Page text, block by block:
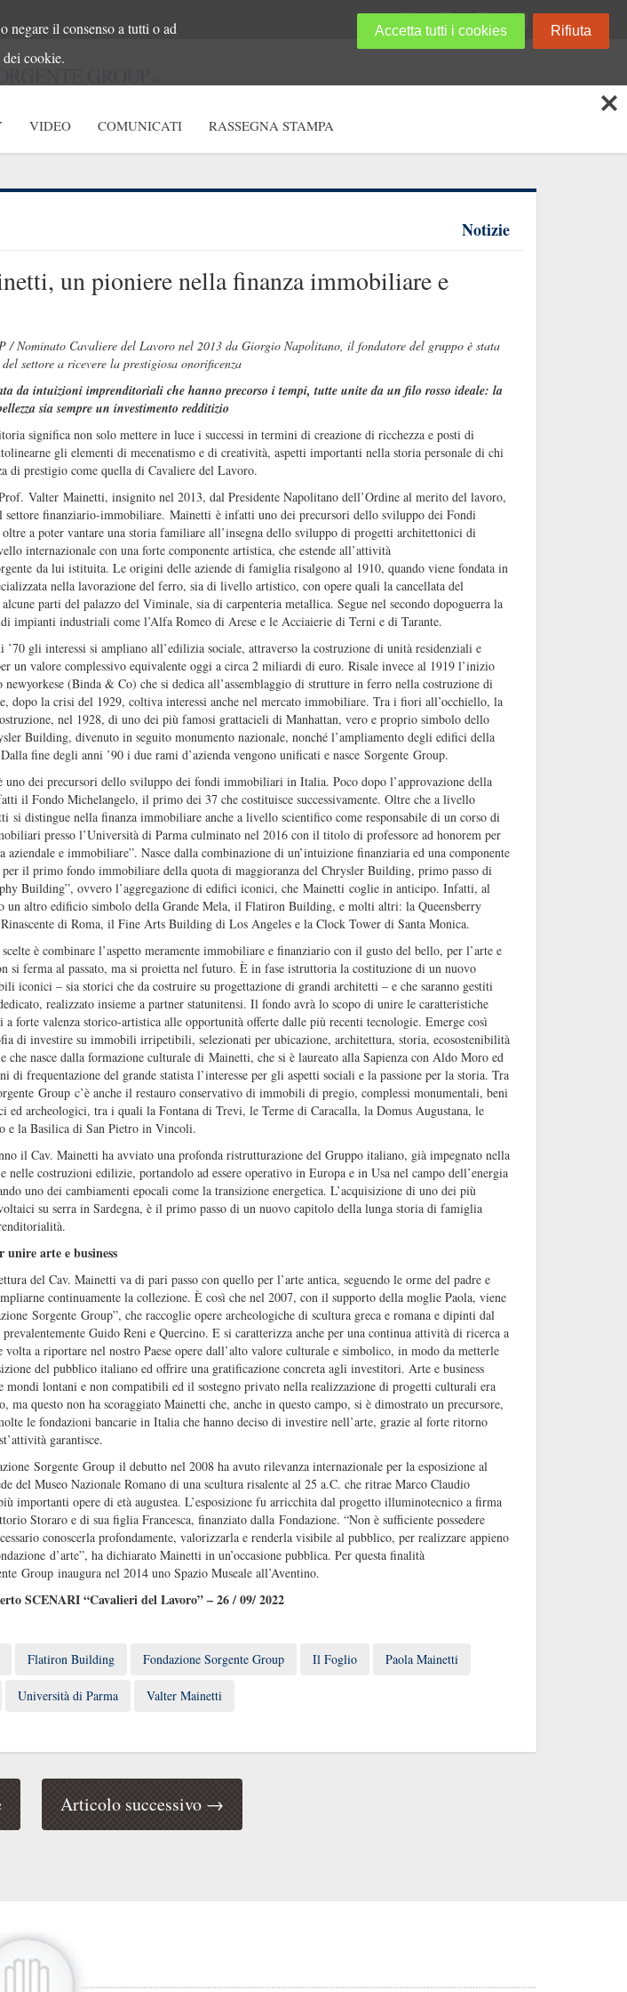
VIDEO COMUNICATI RASSEGNA STAMPA
Notizie
un pioniere nella finanza immobiliare e
/ Nominato Cavaliere del Lavoro nel 2013 da Giorgio Napolitano, il fondatore del gruppo è stata
settore a ricevere la prestigiosa onorificenza
da intuizioni imprenditoriali che hanno precorso i tempi, tutte unite da un filo rosso ideale: la
sia sempre un investimento redditizio
significa non solo mettere in luce i successi in termini di creazione di ricchezza e posti di
gli elementi di mecenatismo e di creatività, aspetti importanti nella storia personale di chi
di prestigio come quella di Cavaliere del Lavoro.
Valter Mainetti, insignito nel 2013, dal Presidente Napolitano dell’Ordine al merito del lavoro,
settore finanziario-immobiliare. Mainetti è infatti uno dei precursori dello sviluppo dei Fondi
a poter vantare una storia familiare all’insegna dello sviluppo di progetti architettonici di
internazionale con una forte componente artistica, che estende all’attività
da lui istituita. Le origini delle aziende di famiglia risalgono al 1910, quando viene fondata in
nella lavorazione del ferro, sia di livello artistico, con opere quali la cancellata del
parti del palazzo del Viminale, sia di carpenteria metallica. Segue nel secondo dopoguerra la
impianti industriali come l’Alfa Romeo di Arese e le Acciaierie di Terni e di Tarante.
’70 gli interessi si ampliano all’edilizia sociale, attraverso la costruzione di unità residenziali e
un valore complessivo equivalente oggi a circa 2 miliardi di euro. Risale invece al 1919 l’inizio
(Binda & Co) che si dedica all’assemblaggio di strutture in ferro nella costruzione di
dopo la crisi del 1929, coltiva interessi anche nel mercato immobiliare. Tra i fiori all’occhiello, la
nel 1928, di uno dei più famosi grattacieli di Manhattan, vero e proprio simbolo dello
Building, divenuto in seguito monumento nazionale, nonché l’ampliamento degli edifici della
fine degli anni ’90 i due rami d’azienda vengono unificati e nasce Sorgente Group.
dei precursori dello sviluppo dei fondi immobiliari in Italia. Poco dopo l’approvazione della
il Fondo Michelangelo, il primo dei 37 che costituisce successivamente. Oltre che a livello
si distingue nella finanza immobiliare anche a livello scientifico come responsabile di un corso di
presso l’Università di Parma culminato nel 2016 con il titolo di professore ad honorem per
aziendale e immobiliare”. Nasce dalla combinazione di un’intuizione finanziaria ed una componente
per il primo fondo immobiliare della quota di maggioranza del Chrysler Building, primo passo di
Building”, ovvero l’aggregazione di edifici iconici, che Mainetti coglie in anticipo. Infatti, al
un altro edificio simbolo della Grande Mela, il Flatiron Building, e molti altri: la Queensberry
di Roma, il Fine Arts Building di Los Angeles e la Clock Tower di Santa Monica.
è combinare l’aspetto meramente immobiliare e finanziario con il gusto del bello, per l’arte e
si ferma al passato, ma si proietta nel futuro. È in fase istruttoria la costituzione di un nuovo
iconici – sia storici che da costruire su progettazione di grandi architetti – e che saranno gestiti
realizzato insieme a partner statunitensi. Il fondo avrà lo scopo di unire le caratteristiche
forte valenza storico-artistica alle opportunità offerte dalle più recenti tecnologie. Emerge così
di investire su immobili irripetibili, selezionati per ubicazione, architettura, storia, ecosostenibilità
che nasce dalla formazione culturale di Mainetti, che si è laureato alla Sapienza con Aldo Moro ed
di frequentazione del grande statista l’interesse per gli aspetti sociali e la passione per la storia. Tra
Group c’è anche il restauro conservativo di immobili di pregio, complessi monumentali, beni
ed archeologici, tra i quali la Fontana di Trevi, le Terme di Caracalla, la Domus Augustana, le
e la Basilica di San Pietro in Vincoli.
il Cav. Mainetti ha avviato una profonda ristrutturazione del Gruppo italiano, già impegnato nella
nelle costruzioni edilizie, portandolo ad essere operativo in Europa e in Usa nel campo dell’energia
uno dei cambiamenti epocali come la transizione energetica. L’acquisizione di uno dei più
su serra in Sardegna, è il primo passo di un nuovo capitolo della lunga storia di famiglia
arte e business
del Cav. Mainetti va di pari passo con quello per l’arte antica, seguendo le orme del padre e
continuamente la collezione. È così che nel 2007, con il supporto della moglie Paola, viene
Sorgente Group”, che raccoglie opere archeologiche di scultura greca e romana e dipinti dal
Guido Reni e Quercino. E si caratterizza anche per una continua attività di ricerca a
a riportare nel nostro Paese opere dall’alto valore culturale e simbolico, in modo da metterle
del pubblico italiano ed offrire una gratificazione concreta agli investitori. Arte e business
mondi lontani e non compatibili ed il sostegno privato nella realizzazione di progetti culturali era
ma questo non ha scoraggiato Mainetti che, anche in questo campo, si è dimostrato un precursore,
le fondazioni bancarie in Italia che hanno deciso di investire nell’arte, grazie al forte ritorno
garantisce.
Sorgente Group il debutto nel 2008 ha avuto rilevanza internazionale per la esposizione al
del Museo Nazionale Romano di una scultura risalente al 25 a.C. che ritrae Marco Claudio
importanti opere di età augustea. L’esposizione fu arricchita dal progetto illuminotecnico a firma
Storaro e di sua figlia Francesca, finanziato dalla Fondazione. “Non è sufficiente possedere
conoscerla profondamente, valorizzarla e renderla visibile al pubblico, per realizzare appieno
d’arte”, ha dichiarato Mainetti in un’occasione pubblica. Per questa finalità
Group inaugura nel 2014 uno Spazio Museale all’Aventino.
SCENARI “Cavalieri del Lavoro” – 26 / 09/ 2022
Flatiron Building Fondazione Sorgente Group Il Foglio Paola Mainetti
Università di Parma Valter Mainetti
Articolo successivo →
negare il consenso a tutti o ad
cookie.
Accetta tutti i cookies Rifiuta